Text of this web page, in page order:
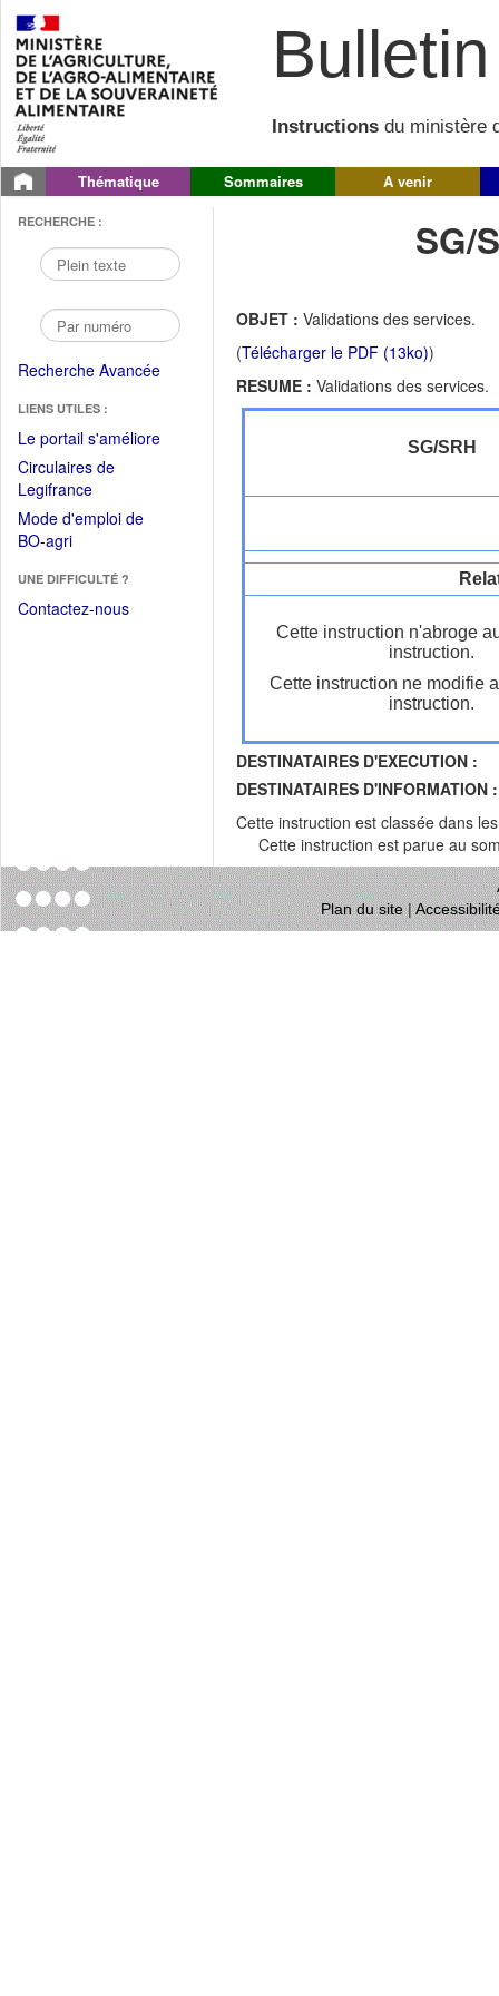
Instructions du ministère
Thématique Sommaires A venir
RECHERCHE :
Recherche Avancée
LIENS UTILES :
Le portail s'améliore(Fichier
Circulaires de
Legifrance(Ouvrir
dans
une
fenêtre)
Mode d'emploi de
BO-agri(Ouvrir
une
nouvelle
UNE DIFFICULTÉ ?
Contactez-nous
SG/
OBJET : Validations des services.
(Télécharger le PDF (13ko))
RESUME : Validations des services.
SG/SRH
Cette instruction n'abroge
instruction.
Cette instruction ne modifie
instruction.
DESTINATAIRES D'EXECUTION :
DESTINATAIRES D'INFORMATION :
Cette instruction est classée dans
Cette instruction est parue au
Plan du site|